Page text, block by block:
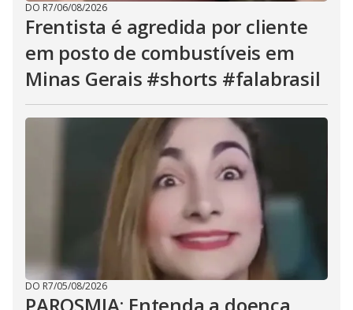
DO R7/06/08/2026
Frentista é agredida por cliente
em posto de combustíveis em
Minas Gerais #shorts #falabrasil
DO R7/05/08/2026